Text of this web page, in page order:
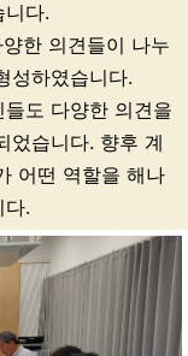
다.
한 의견들이 나누
성하였습니다.
도 다양한 의견을
었습니다. 향후 계
어떤 역할을 해나
다.